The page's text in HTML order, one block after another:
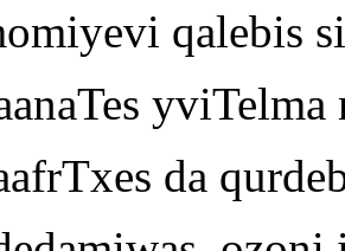
qalebis
yviTelma
da